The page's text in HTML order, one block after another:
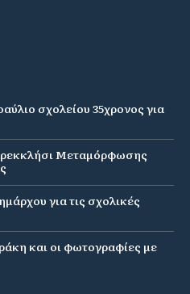
σχολείου 35χρονος για
Μεταμόρφωσης
για τις σχολικές
και οι φωτογραφίες με